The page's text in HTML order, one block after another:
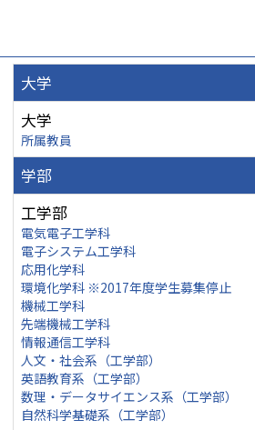
大学
大学
所属教員
学部
工学部
電気電子工学科
電子システム工学科
応用化学科
環境化学科 ※2017年度学生募集停止
機械工学科
先端機械工学科
情報通信工学科
人文・社会系（工学部）
英語教育系（工学部）
数理・データサイエンス系（工学部）
自然科学基礎系（工学部）